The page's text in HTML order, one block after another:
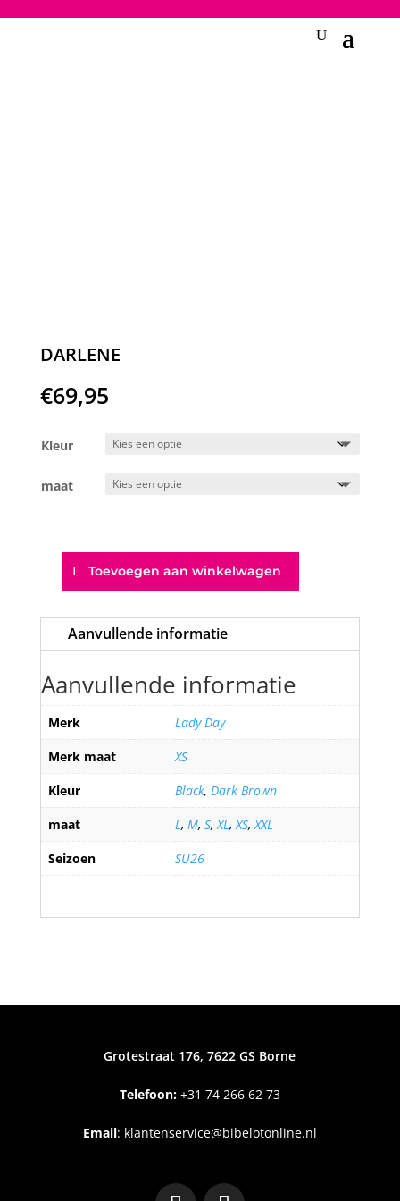
DARLENE
€69,95
Kleur
maat
Darlene
Toevoegen aan winkelwagen
Aanvullende informatie
Aanvullende informatie
Merk
Lady Day
Merk maat
XS
Kleur
Black, Dark Brown
maat
L, M, S,XL,XS,XXL
Seizoen
SU26
Grotestraat 176, 7622 GS Borne
Telefoon:+31 74 266 62 73
Email: klantenservice@bibelotonline.nl